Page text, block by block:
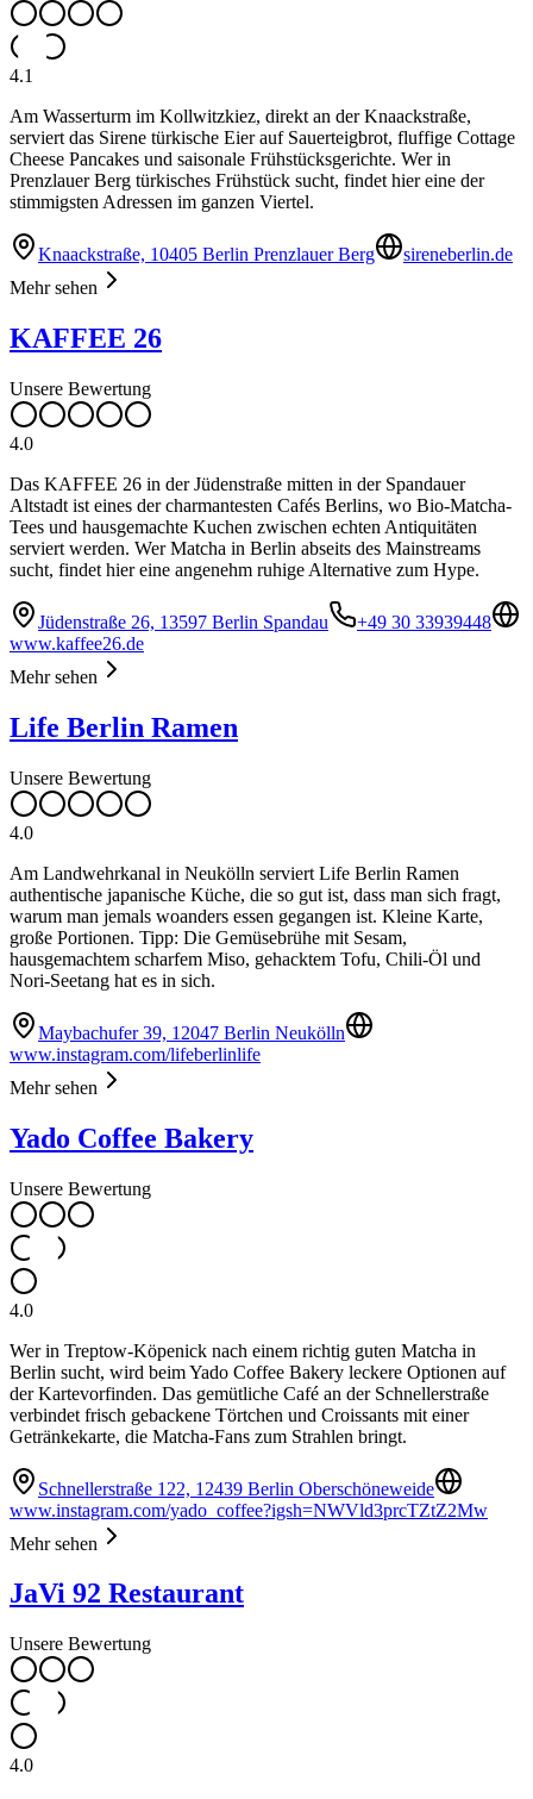
4.1
Am Wasserturm im Kollwitzkiez, direkt an der Knaackstraße,
serviert das Sirene türkische Eier auf Sauerteigbrot, fluffige Cottage
Cheese Pancakes und saisonale Frühstücksgerichte. Wer in
Prenzlauer Berg türkisches Frühstück sucht, findet hier eine der
stimmigsten Adressen im ganzen Viertel.
Knaackstraße, 10405 Berlin Prenzlauer Berg
sireneberlin.de
Mehr sehen
KAFFEE 26
Unsere Bewertung
4.0
Das KAFFEE 26 in der Jüdenstraße mitten in der Spandauer
Altstadt ist eines der charmantesten Cafés Berlins, wo Bio-Matcha-
Tees und hausgemachte Kuchen zwischen echten Antiquitäten
serviert werden. Wer Matcha in Berlin abseits des Mainstreams
sucht, findet hier eine angenehm ruhige Alternative zum Hype.
Jüdenstraße 26, 13597 Berlin Spandau
+49 30 33939448
www.kaffee26.de
Mehr sehen
Life Berlin Ramen
Unsere Bewertung
4.0
Am Landwehrkanal in Neukölln serviert Life Berlin Ramen
authentische japanische Küche, die so gut ist, dass man sich fragt,
warum man jemals woanders essen gegangen ist. Kleine Karte,
große Portionen. Tipp: Die Gemüsebrühe mit Sesam,
hausgemachtem scharfem Miso, gehacktem Tofu, Chili-Öl und
Nori-Seetang hat es in sich.
Maybachufer 39, 12047 Berlin Neukölln
www.instagram.com/lifeberlinlife
Mehr sehen
Yado Coffee Bakery
Unsere Bewertung
4.0
Wer in Treptow-Köpenick nach einem richtig guten Matcha in
Berlin sucht, wird beim Yado Coffee Bakery leckere Optionen auf
der Kartevorfinden. Das gemütliche Café an der Schnellerstraße
verbindet frisch gebackene Törtchen und Croissants mit einer
Getränkekarte, die Matcha-Fans zum Strahlen bringt.
Schnellerstraße 122, 12439 Berlin Oberschöneweide
www.instagram.com/yado_coffee?igsh=NWVld3prcTZtZ2Mw
Mehr sehen
JaVi 92 Restaurant
Unsere Bewertung
4.0